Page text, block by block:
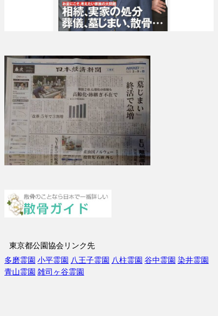
東京都公園協会リンク先
多磨霊園 小平霊園 八王子霊園 八柱霊園 谷中霊園 染井霊園
青山霊園 雑司ヶ谷霊園